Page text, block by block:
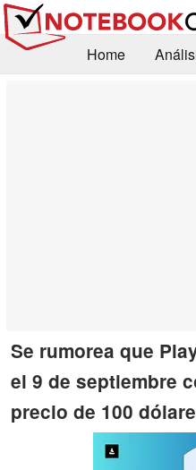
Home
Se rumorea que
el 9 de septiembre
precio de 100